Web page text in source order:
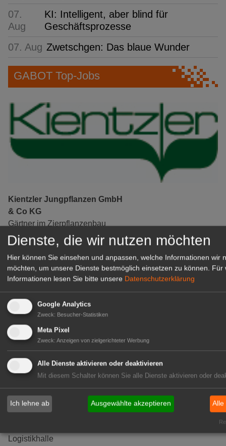
07.
Aug
KI: Intelligent, aber blind für
Geschäftsprozesse
07. Aug Zwetschgen: Das blaue Wunder
GABOT Top-Jobs
Kientzler Jungpflanzen GmbH
& Co KG
Gärtner im Zierpflanzenbau
(Geselle/Meister/Techniker)
(m/w/d)
Gensingen
zur Stellenanzeige
Gärtnerei Hanns
Logistikhalle
Dienste, die wir nutzen möchten
Hier können Sie einsehen und anpassen, welche Informationen wir
möchten, um unsere Dienste bestmöglich einsetzen zu können. Für
Informationen lesen Sie bitte unsere Datenschutzerklärung
Google Analytics
Zweck: Besucher-Statistiken
Meta Pixel
Zweck: Anzeigen von zielgerichteter Werbung
Alle Dienste aktivieren oder deaktivieren
Mit diesem Schalter können Sie alle Dienste aktivieren oder
Ich lehne ab Ausgewählte akzeptieren Alle